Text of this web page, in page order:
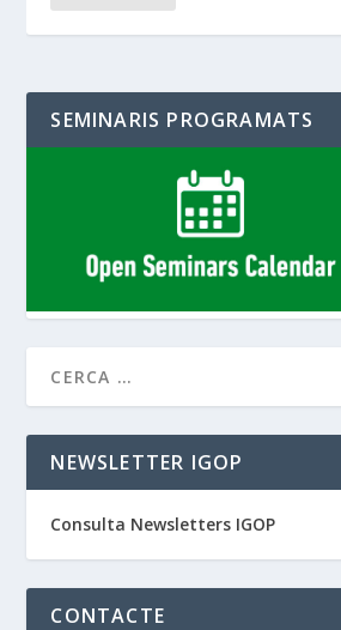
SEMINARIS PROGRAMATS
NEWSLETTER IGOP
Consulta Newsletters IGOP
CONTACTE